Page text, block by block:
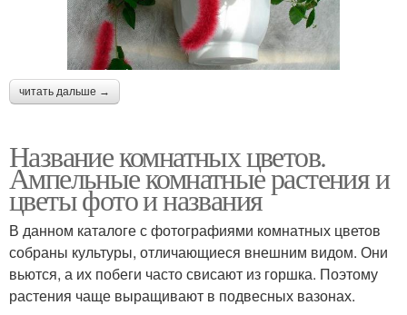
читать дальше →
Название комнатных цветов.
Ампельные комнатные растения и
цветы фото и названия
В данном каталоге с фотографиями комнатных цветов
собраны культуры, отличающиеся внешним видом. Они
вьются, а их побеги часто свисают из горшка. Поэтому
растения чаще выращивают в подвесных вазонах.